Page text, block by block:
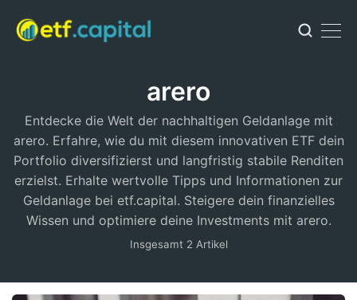
arero
Entdecke die Welt der nachhaltigen Geldanlage mit
arero. Erfahre, wie du mit diesem innovativen ETF dein
Portfolio diversifizierst und langfristig stabile Renditen
erzielst. Erhalte wertvolle Tipps und Informationen zur
Geldanlage bei etf.capital. Steigere dein finanzielles
Wissen und optimiere deine Investments mit arero.
Insgesamt 2 Artikel